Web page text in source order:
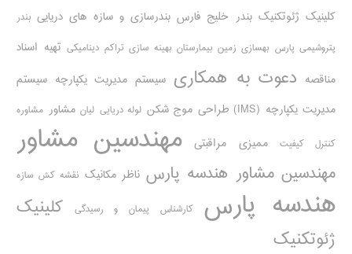
کلینیک ژئوتکنیک بندر خلیج فارس بندرسازی و سازه های دریایی بندر
پتروشیمی پارس بهسازی زمین بیمارستان بهینه سازی تراکم دینامیکی تهیه اسناد
مناقصه دعوت به همکاری سیستم مدیریت یکپارچه سیستم
مدیریت یکپارچه (IMS)
طراحی موج شکن لوله دریایی لیان مشاور مشاوره
کنترل کیفیت ممیزی مراقبتی مهندسین مشاور
مهندسین مشاور هندسه پارس ناظر مکانیک نقشه کش سازه
هندسه پارس کارشناس پیمان و رسیدگی
کلینیک
ژئوتکنیک